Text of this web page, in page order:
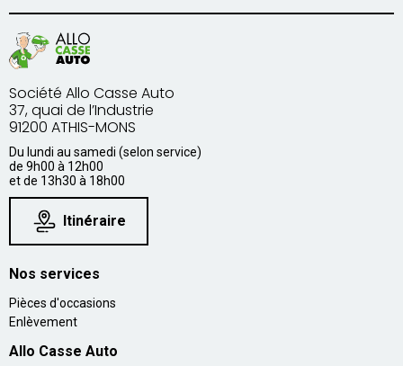
Société Allo Casse Auto
37, quai de l’Industrie
91200 ATHIS-MONS
Du lundi au samedi (selon service)
de 9h00 à 12h00
et de 13h30 à 18h00
Itinéraire
Nos services
Pièces d'occasions
Enlèvement
Allo Casse Auto